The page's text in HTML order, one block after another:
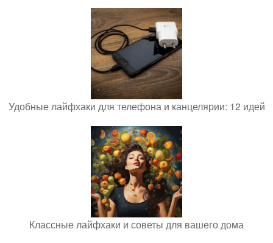
Удобные лайфхаки для телефона и канцелярии: 12 идей
Классные лайфхаки и советы для вашего дома